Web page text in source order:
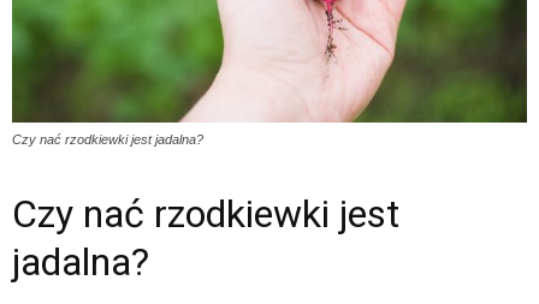
Czy nać rzodkiewki jest jadalna?
Czy nać rzodkiewki jest
jadalna?